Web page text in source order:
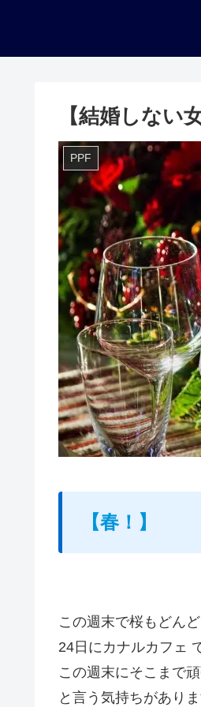
【結婚しない
PPF
【春！】
この週末で桜もどん
24日にカナルカフェ
この週末にそこまで
と言う気持ちがあり